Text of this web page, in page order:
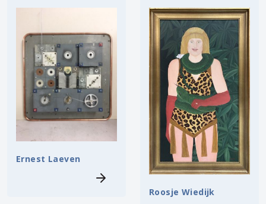
Ernest Laeven
Roosje Wiedijk